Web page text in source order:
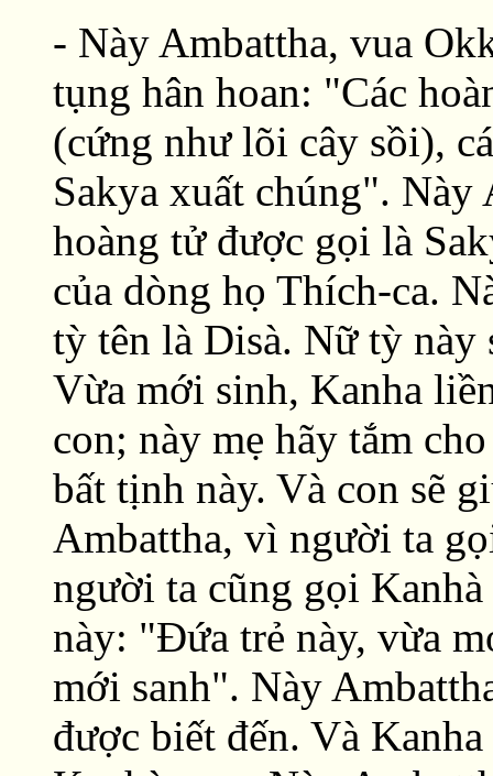
- Này Ambattha, vua
tụng hân hoan: "Các
(cứng như lõi cây sồi),
Sakya xuất chúng".
hoàng tử được gọi là
của dòng họ Thích-ca.
tỳ tên là Disà. Nữ tỳ này
Vừa mới sinh, Kanha
con; này mẹ hãy tắm
bất tịnh này. Và con sẽ
Ambattha, vì người ta
người ta cũng gọi
này: "Ðứa trẻ này, vừa
mới sanh". Này
được biết đến. Và